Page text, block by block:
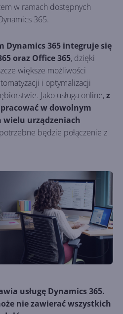
w ramach dostępnych
365.
Dynamics 365 integruje się
oraz Office 365, dzięki
większe możliwości
i optymalizacji
Jako usługa online,z
w dowolnym
urządzeniach
będzie połączenie z
usługę Dynamics 365.
nie zawierać wszystkich